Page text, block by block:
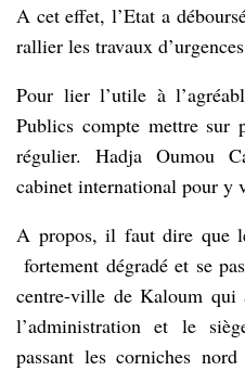
A cet effet, l’Etat a
rallier les travaux
Pour lier l’utile à
Publics compte mettre sur
régulier. Hadja Oumou
cabinet international pour y
A propos, il faut dire que
fortement dégradé et se
centre-ville de Kaloum qui
l’administration et le
passant les corniches